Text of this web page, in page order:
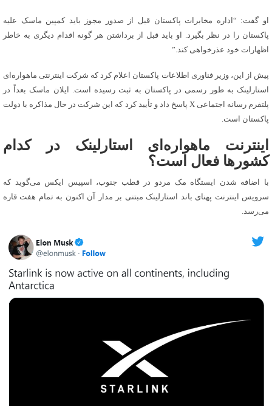
او گفت: “اداره مخابرات پاکستان قبل از صدور مجوز باید کمپین ماسک علیه
پاکستان را در نظر بگیرد. او باید قبل از برداشتن هر گونه اقدام دیگری به خاطر
اظهارات خود عذرخواهی کند.”
پیش از این، وزیر فناوری اطلاعات پاکستان اعلام کرد که شرکت اینترنتی ماهواره‌ای
استارلینک به طور رسمی در پاکستان به ثبت رسیده است. ایلان ماسک بعداً در
پلتفرم رسانه اجتماعی X پاسخ داد و تأیید کرد که این شرکت در حال مذاکره با دولت
پاکستان است.
اینترنت ماهواره‌ای استارلینک در کدام
کشورها فعال است؟
با اضافه شدن ایستگاه مک مردو در قطب جنوب، اسپیس ایکس می‌گوید که
سرویس اینترنت پهنای باند استارلینک مبتنی بر مدار آن اکنون به تمام هفت قاره
می‌رسد.